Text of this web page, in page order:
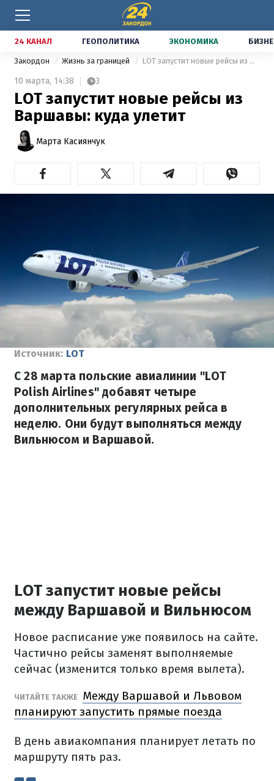
24 КАНАЛ ГЕОПОЛИТИКА ЭКОНОМИКА
Закордон Жизнь за границей LOT запустит новые рейсы из Варшавы: куда улетит
10 марта, 14:38 3
LOT запустит новые рейсы из
Варшавы: куда улетит
Марта Касиянчук
Источник: LOT
С 28 марта польские авиалинии "LOT
Polish Airlines" добавят четыре
дополнительных регулярных рейса в
неделю. Они будут выполняться между
Вильнюсом и Варшавой.
LOT запустит новые рейсы
между Варшавой и Вильнюсом
Новое расписание уже появилось на сайте.
Частично рейсы заменят выполняемые
сейчас (изменится только время вылета).
ЧИТАЙТЕ ТАКЖЕ Между Варшавой и Львовом
планируют запустить прямые поезда
В день авиакомпания планирует летать по
маршруту пять раз.